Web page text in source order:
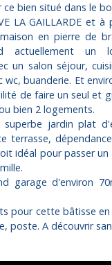
bien situé dans le
LA GAILLARDE et
en pierre de
actuellement un
un salon séjour,
wc, buanderie. Et
de faire un seul et
bien 2 logements.
jardin plat
terrasse,
idéal pour passer
garage d'environ
pour cette bâtisse
poste. A découvrir